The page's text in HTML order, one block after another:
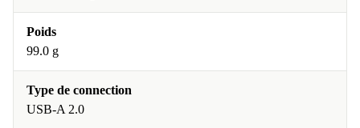
Poids
99.0 g
Type de connection
USB-A 2.0